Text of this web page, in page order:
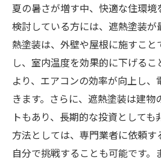
夏の暑さが増す中、快適な住環境
検討している方には、遮熱塗装が
熱塗装は、外壁や屋根に施すこと
し、室内温度を効果的に下げる
より、エアコンの効率が向上し
きます。さらに、遮熱塗装は建物
トもあり、長期的な投資としても
方法としては、専門業者に依頼す
自分で挑戦することも可能です。